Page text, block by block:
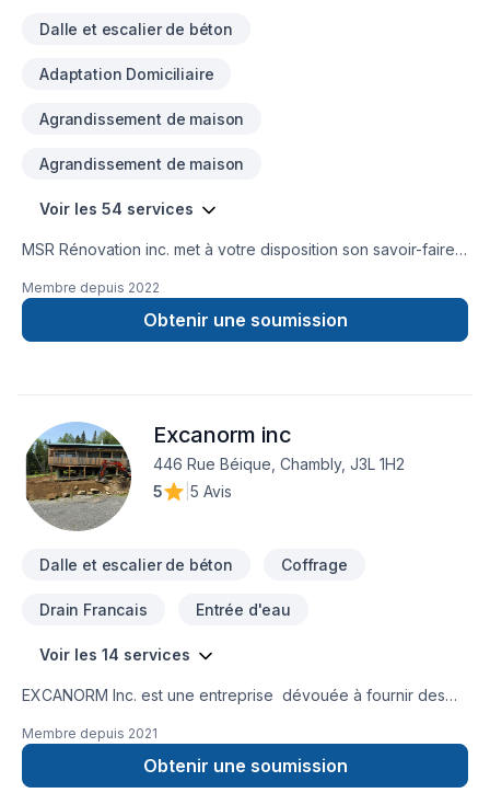
Dalle et escalier de béton
Adaptation Domiciliaire
Agrandissement de maison
Agrandissement de maison
Voir les 54 services
MSR Rénovation inc. met à votre disposition son savoir-faire
Calfeutrage, Carrelage, Crépis, Cuisine, Démolition,
Gouttières, Gypse, Isolation mur, Maçonnerie, Patio, Plancher,
Porte de garage, Portes et fenêtres, Revêtement extérieur,
accompagne à chaque étape, avec des conseils sur mesure
et un service clé en main irréprochable. Demandez votre
soumission personnalisée et démarrez votre projet en toute
confiance.
Membre depuis 2022
Obtenir une soumission
Excanorm inc
446 Rue Béique, Chambly, J3L 1H2
5
5 Avis
Dalle et escalier de béton Coffrage
Drain Francais Entrée d'eau
Voir les 14 services
EXCANORM Inc. est une entreprise dévouée à fournir des
pour les propriétaires résidentiels . Avec une équipe
expérimentée et hautement qualifiée, nous nous engageons
à offrir des solutions durables pour tous vos besoins en
Membre depuis 2021
Obtenir une soumission